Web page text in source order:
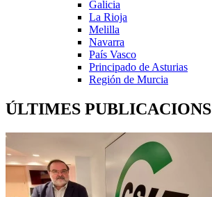
Galicia
La Rioja
Melilla
Navarra
País Vasco
Principado de Asturias
Región de Murcia
ÚLTIMES PUBLICACIONS